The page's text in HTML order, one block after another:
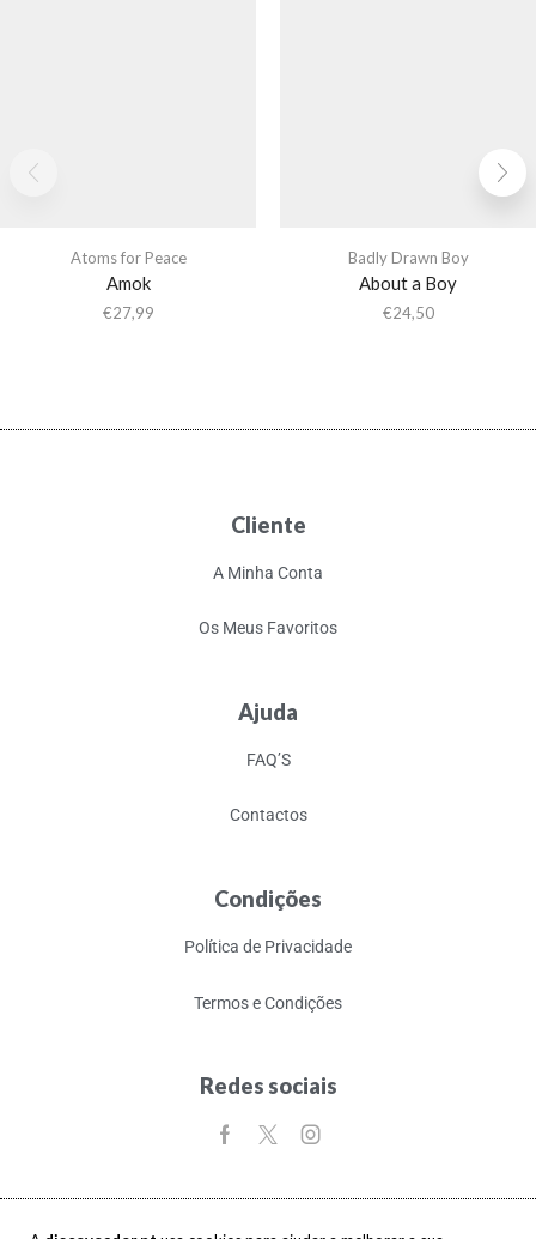
Atoms for Peace
Amok
€27,99
Badly Drawn Boy
About a Boy
€24,50
Cliente
A Minha Conta
Os Meus Favoritos
Ajuda
FAQ’S
Contactos
Condições
Política de Privacidade
Termos e Condições
Redes sociais